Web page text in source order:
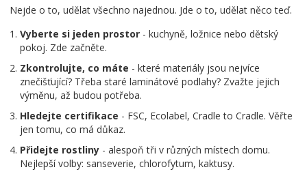
Nejde o to, udělat všechno najednou. Jde o to, udělat něco teď.
Vyberte si jeden prostor - kuchyně, ložnice nebo dětský
pokoj. Zde začněte.
Zkontrolujte, co máte - které materiály jsou nejvíce
znečišťující? Třeba staré laminátové podlahy? Zvažte jejich
výměnu, až budou potřeba.
Hledejte certifikace - FSC, Ecolabel, Cradle to Cradle. Věřte
jen tomu, co má důkaz.
Přidejte rostliny - alespoň tři v různých místech domu.
Nejlepší volby: sanseverie, chlorofytum, kaktusy.